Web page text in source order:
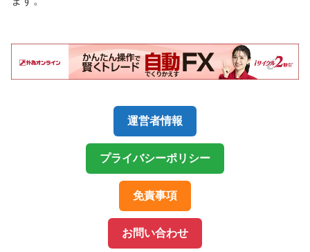
運営者情報
プライバシーポリシー
免責事項
お問い合わせ